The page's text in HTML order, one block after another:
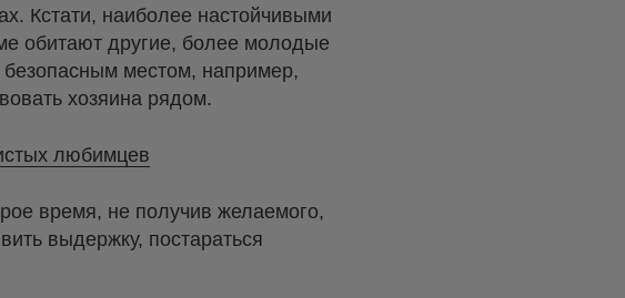
Кстати, наиболее настойчивыми
обитают другие, более молодые
безопасным местом, например,
хозяина рядом.
любимцев
время, не получив желаемого,
выдержку, постараться